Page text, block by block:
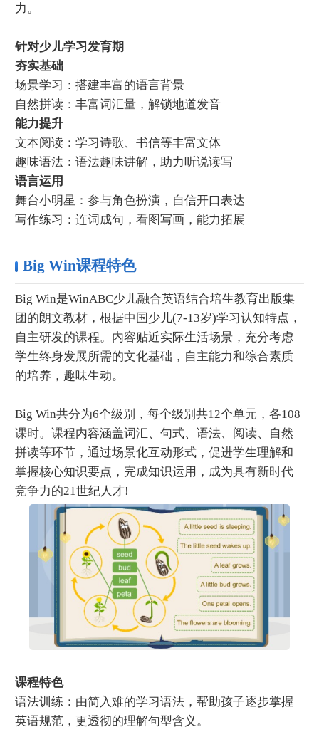
力。
针对少儿学习发育期
夯实基础
场景学习：搭建丰富的语言背景
自然拼读：丰富词汇量，解锁地道发音
能力提升
文本阅读：学习诗歌、书信等丰富文体
趣味语法：语法趣味讲解，助力听说读写
语言运用
舞台小明星：参与角色扮演，自信开口表达
写作练习：连词成句，看图写画，能力拓展
Big Win课程特色
Big Win是WinABC少儿融合英语结合培生教育出版集
团的朗文教材，根据中国少儿(7-13岁)学习认知特点，
自主研发的课程。内容贴近实际生活场景，充分考虑
学生终身发展所需的文化基础，自主能力和综合素质
的培养，趣味生动。
Big Win共分为6个级别，每个级别共12个单元，各108
课时。课程内容涵盖词汇、句式、语法、阅读、自然
拼读等环节，通过场景化互动形式，促进学生理解和
掌握核心知识要点，完成知识运用，成为具有新时代
竞争力的21世纪人才!
课程特色
语法训练：由简入难的学习语法，帮助孩子逐步掌握
英语规范，更透彻的理解句型含义。